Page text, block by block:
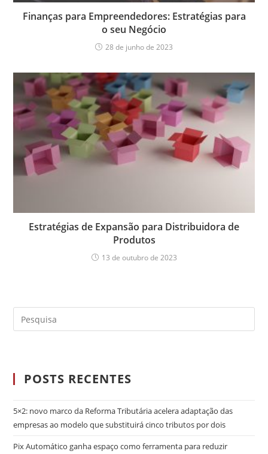
Finanças para Empreendedores: Estratégias para
o seu Negócio
28 de junho de 2023
Estratégias de Expansão para Distribuidora de
Produtos
13 de outubro de 2023
POSTS RECENTES
5×2: novo marco da Reforma Tributária acelera adaptação das
empresas ao modelo que substituirá cinco tributos por dois
Pix Automático ganha espaço como ferramenta para reduzir